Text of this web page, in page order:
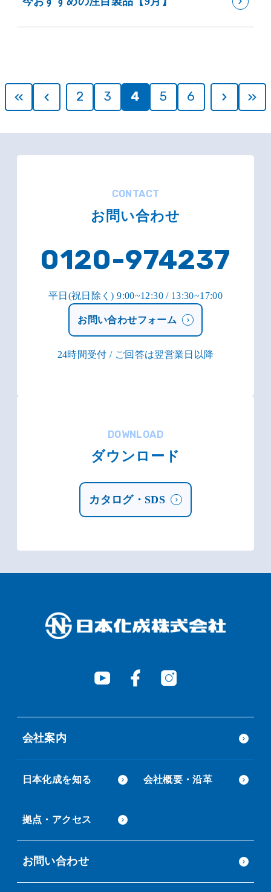
2 3 4 5 6
CONTACT
お問い合わせ
0120-974237
平日(祝日除く) 9:00~12:30 / 13:30~17:00
お問い合わせフォーム
24時間受付 / ご回答は翌営業日以降
DOWNLOAD
ダウンロード
カタログ・SDS
会社案内
日本化成を知る 会社概要・沿革
拠点・アクセス
お問い合わせ